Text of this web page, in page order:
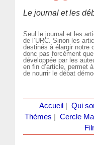
Le journal et les
Seul le journal et les
de l’URC. Sinon les
destinés à élargir notre
donc pas forcément
développée par les
en fin d’article, permet
de nourrir le débat
Accueil Qui
Thèmes
Cercle